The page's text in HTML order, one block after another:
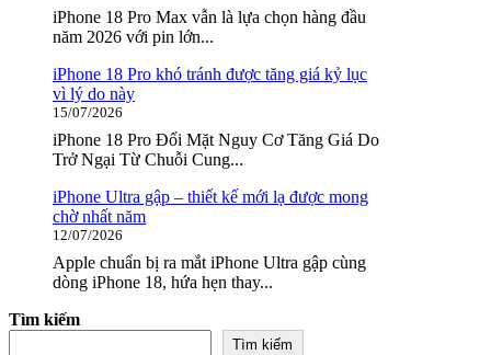
iPhone 18 Pro Max vẫn là lựa chọn hàng đầu
năm 2026 với pin lớn...
iPhone 18 Pro khó tránh được tăng giá kỷ lục
vì lý do này
15/07/2026
iPhone 18 Pro Đối Mặt Nguy Cơ Tăng Giá Do
Trở Ngại Từ Chuỗi Cung...
iPhone Ultra gập – thiết kế mới lạ được mong
chờ nhất năm
12/07/2026
Apple chuẩn bị ra mắt iPhone Ultra gập cùng
dòng iPhone 18, hứa hẹn thay...
Tìm kiếm
Tìm kiếm